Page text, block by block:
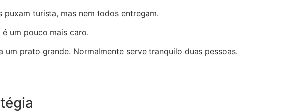
puxam turista, mas nem todos entregam.
um pouco mais caro.
prato grande. Normalmente serve tranquilo duas pessoas.